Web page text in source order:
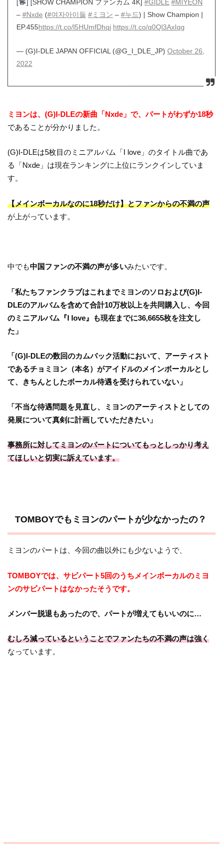
] [SHOW CHAMPION ファンカム 4K]#GIDLE #MIYEON
– #Nxde (#여자아이들 #ミヨン – #누드) | Show Champion |
EP.455https://t.co/l5HUmfDhqj https://t.co/q0Ql3AxIqg
— (G)I-DLE JAPAN OFFICIAL (@G_I_DLE_JP) October 26,
2022
ミヨンは、(G)I-DLEの新曲「Nxde」で、パートがわずか18秒
であることが分かりました。
(G)I-DLEは5枚目のミニアルバム「I love」のタイトル曲であ
る「Nxde」は現在ランキングに上位にランクインしていま
す。
【メインボーカルなのに18秒だけ】とファンからの不満の声
が上がっています。
中でも中国ファンの不満の声が多いみたいです。
「私たちファンクラブはこれまでミヨンのソロおよび(G)I-
DLEのアルバムを含めて合計10万枚以上を共同購入し、今回
のミニアルバム『I love』も現在までに36,6655枚を注文し
た」
「(G)I-DLEの数回のカムバック活動において、アーティスト
であるチョミヨン（本名）がアイドルのメインボーカルとし
て、きちんとしたボーカル待遇を受けられていない」
「不当な待遇問題を見直し、ミヨンのアーティストとしての
発展について真剣に計画していただきたい」
事務所に対してミヨンのパートについてもっとしっかり考え
てほしいと切実に訴えています。
TOMBOYでもミヨンのパートが少なかったの？
ミヨンのパートは、今回の曲以外にも少ないようで、
TOMBOYでは、サビパート5回のうちメインボーカルのミヨ
ンのサビパートはなかったそうです。
メンバー脱退もあったので、パートが増えてもいいのに…
むしろ減っているということでファンたちの不満の声は強く
なっています。